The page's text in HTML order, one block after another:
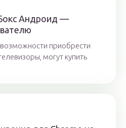
Андроид —
возможности приобрести
могут купить